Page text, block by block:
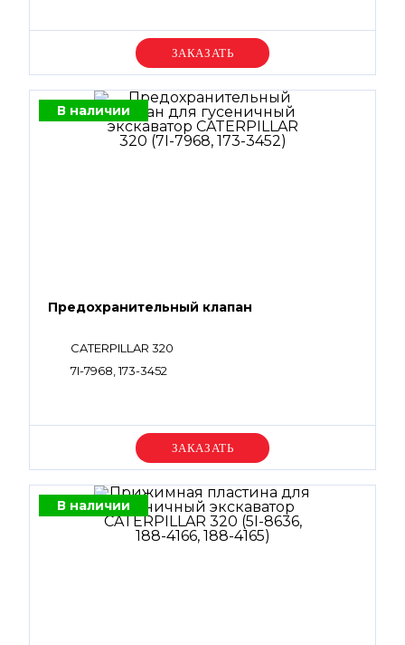
Уточняйте цену
В наличии
Предохранительный клапан
CATERPILLAR 320
7I-7968, 173-3452
Уточняйте цену
В наличии